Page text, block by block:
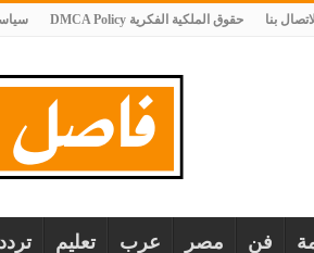
الاتصال بنا حقوق الملكية الفكرية DMCA Policy
فن مصر عرب تعليم